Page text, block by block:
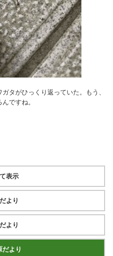
タがひっくり返っていた。もう、
ですね。
表示
より
より
だより